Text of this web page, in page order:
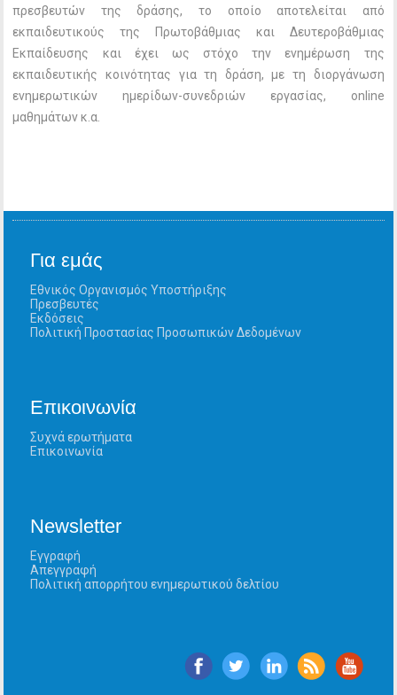
πρεσβευτών της δράσης, το οποίο αποτελείται από
εκπαιδευτικούς της Πρωτοβάθμιας και Δευτεροβάθμιας
Εκπαίδευσης και έχει ως στόχο την ενημέρωση της
εκπαιδευτικής κοινότητας για τη δράση, με τη διοργάνωση
ενημερωτικών ημερίδων-συνεδριών εργασίας, online
μαθημάτων κ.α.
Για εμάς
Εθνικός Οργανισμός Υποστήριξης
Πρεσβευτές
Εκδόσεις
Πολιτική Προστασίας Προσωπικών Δεδομένων
Επικοινωνία
Συχνά ερωτήματα
Επικοινωνία
Newsletter
Εγγραφή
Απεγγραφή
Πολιτική απορρήτου ενημερωτικού δελτίου